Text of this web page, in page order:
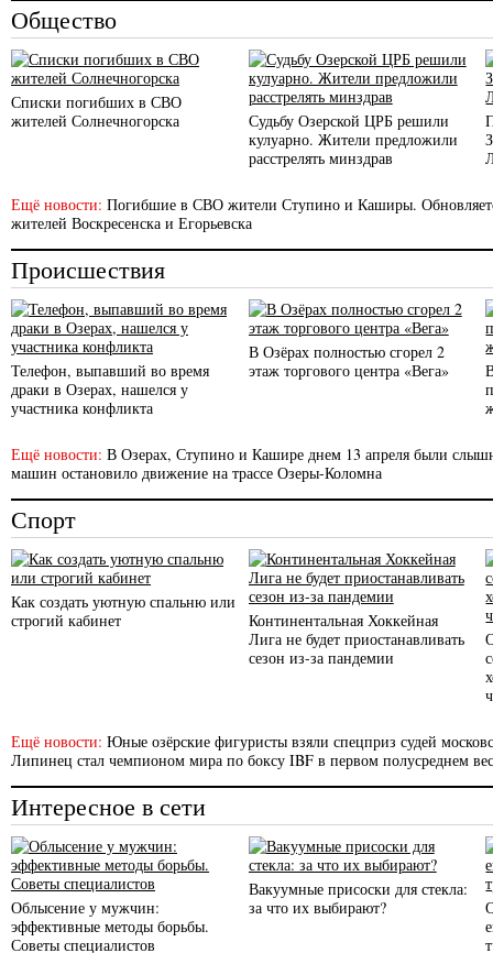
Общество
Списки погибших в СВО
жителей Солнечногорска
Судьбу Озерской ЦРБ решили
кулуарно. Жители предложили
расстрелять минздрав
Ещё новости: Погибшие в СВО жители Ступино и Каширы.
жителей Воскресенска и Егорьевска
Происшествия
Телефон, выпавший во время
драки в Озерах, нашелся у
участника конфликта
В Озёрах полностью сгорел 2
этаж торгового центра «Вега»
Ещё новости: В Озерах, Ступино и Кашире днем 13 апреля были
машин остановило движение на трассе Озеры-Коломна
Спорт
Как создать уютную спальню или
строгий кабинет
Континентальная Хоккейная
Лига не будет приостанавливать
сезон из-за пандемии
Ещё новости: Юные озёрские фигуристы взяли спецприз судей
Липинец стал чемпионом мира по боксу IBF в первом полусреднем
Интересное в сети
Облысение у мужчин:
эффективные методы борьбы.
Советы специалистов
Вакуумные присоски для стекла:
за что их выбирают?